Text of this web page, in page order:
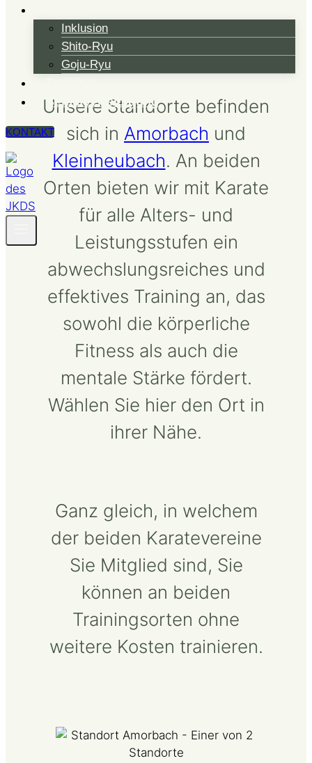
Inklusion
Shito-Ryu
Goju-Ryu
Selbstverteidigung
KONTAKT
Unsere Standorte
Unsere Standorte befinden
sich in Amorbach und
Kleinheubach. An beiden
Orten bieten wir mit Karate
für alle Alters- und
Leistungsstufen ein
abwechslungsreiches und
effektives Training an, das
sowohl die körperliche
Fitness als auch die
mentale Stärke fördert.
Wählen Sie hier den Ort in
ihrer Nähe.
Ganz gleich, in welchem
der beiden Karatevereine
Sie Mitglied sind, Sie
können an beiden
Trainingsorten ohne
weitere Kosten trainieren.